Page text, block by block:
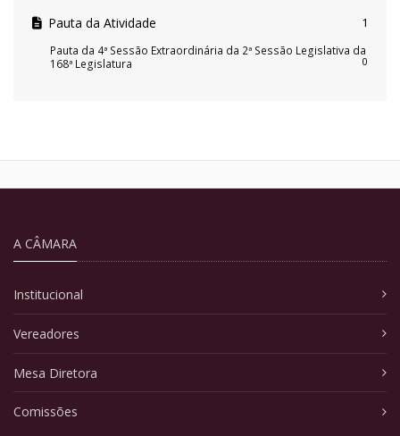
Pauta da Atividade 1
Pauta da 4ª Sessão Extraordinária da 2ª Sessão Legislativa da
168ª Legislatura
0
A CÂMARA
Institucional
Vereadores
Mesa Diretora
Comissões